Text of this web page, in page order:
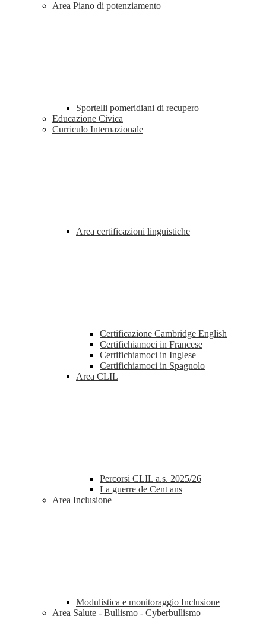
Area Piano di potenziamento
Sportelli pomeridiani di recupero
Educazione Civica
Curriculo Internazionale
Area certificazioni linguistiche
Certificazione Cambridge English
Certifichiamoci in Francese
Certifichiamoci in Inglese
Certifichiamoci in Spagnolo
Area CLIL
Percorsi CLIL a.s. 2025/26
La guerre de Cent ans
Area Inclusione
Modulistica e monitoraggio Inclusione
Area Salute - Bullismo - Cyberbullismo